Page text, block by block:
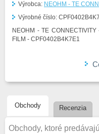
Výrobca: NEOHM - TE
Výrobné číslo:
NEOHM - TE
FILM - CPF0402B4K7E1
Obchody Recenzia
Obchody, ktoré predávajú